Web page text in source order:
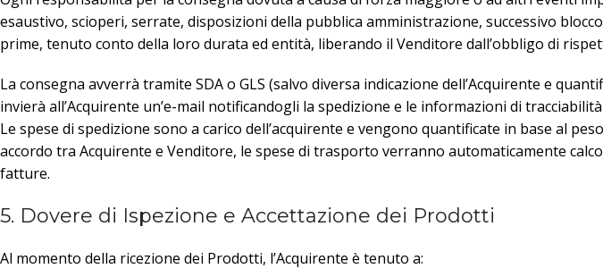
esaustivo, scioperi, serrate, disposizioni della pubblica amministrazione, successivo
prime, tenuto conto della loro durata ed entità, liberando il Venditore dall’obbligo di
La consegna avverrà tramite SDA o GLS (salvo diversa indicazione dell’Acquirente e
invierà all’Acquirente un’e-mail notificandogli la spedizione e le informazioni di
Le spese di spedizione sono a carico dell’acquirente e vengono quantificate in base al
accordo tra Acquirente e Venditore, le spese di trasporto verranno automaticamente
fatture.
5. Dovere di Ispezione e Accettazione dei Prodotti
Al momento della ricezione dei Prodotti, l’Acquirente è tenuto a: